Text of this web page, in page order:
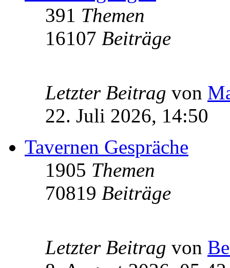
391 Themen
16107 Beiträge
Letzter Beitrag von
22. Juli 2026, 14:50
Tavernen Gespräche
1905 Themen
70819 Beiträge
Letzter Beitrag von